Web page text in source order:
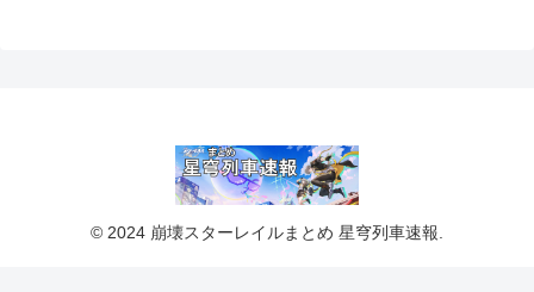
© 2024 崩壊スターレイルまとめ 星穹列車速報.